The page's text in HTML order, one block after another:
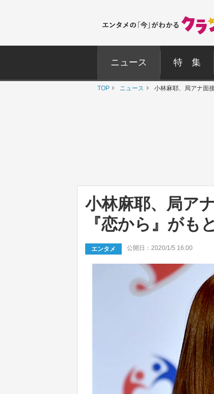
ニュース 特 集
TOP ニュース 小林麻耶、局アナ面
小林麻耶、局ア
『恋から』がも
エンタメ 公開日：2020/1/5 16:00